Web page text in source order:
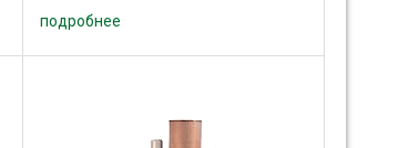
содержанием пыли, опилок,
стружки и иных отходов
подробнее